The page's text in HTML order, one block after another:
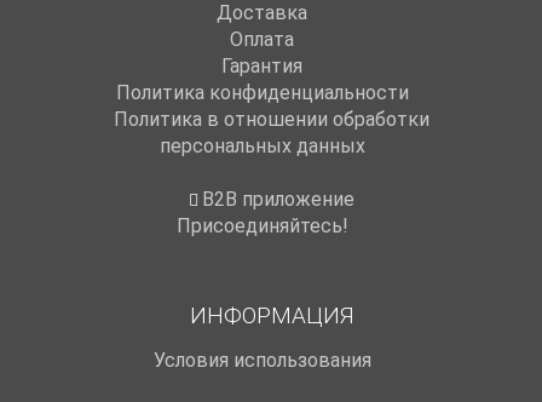
Доставка
Оплата
Гарантия
Политика конфиденциальности
Политика в отношении обработки
персональных данных
B2B приложение
Присоединяйтесь!
ИНФОРМАЦИЯ
Условия использования